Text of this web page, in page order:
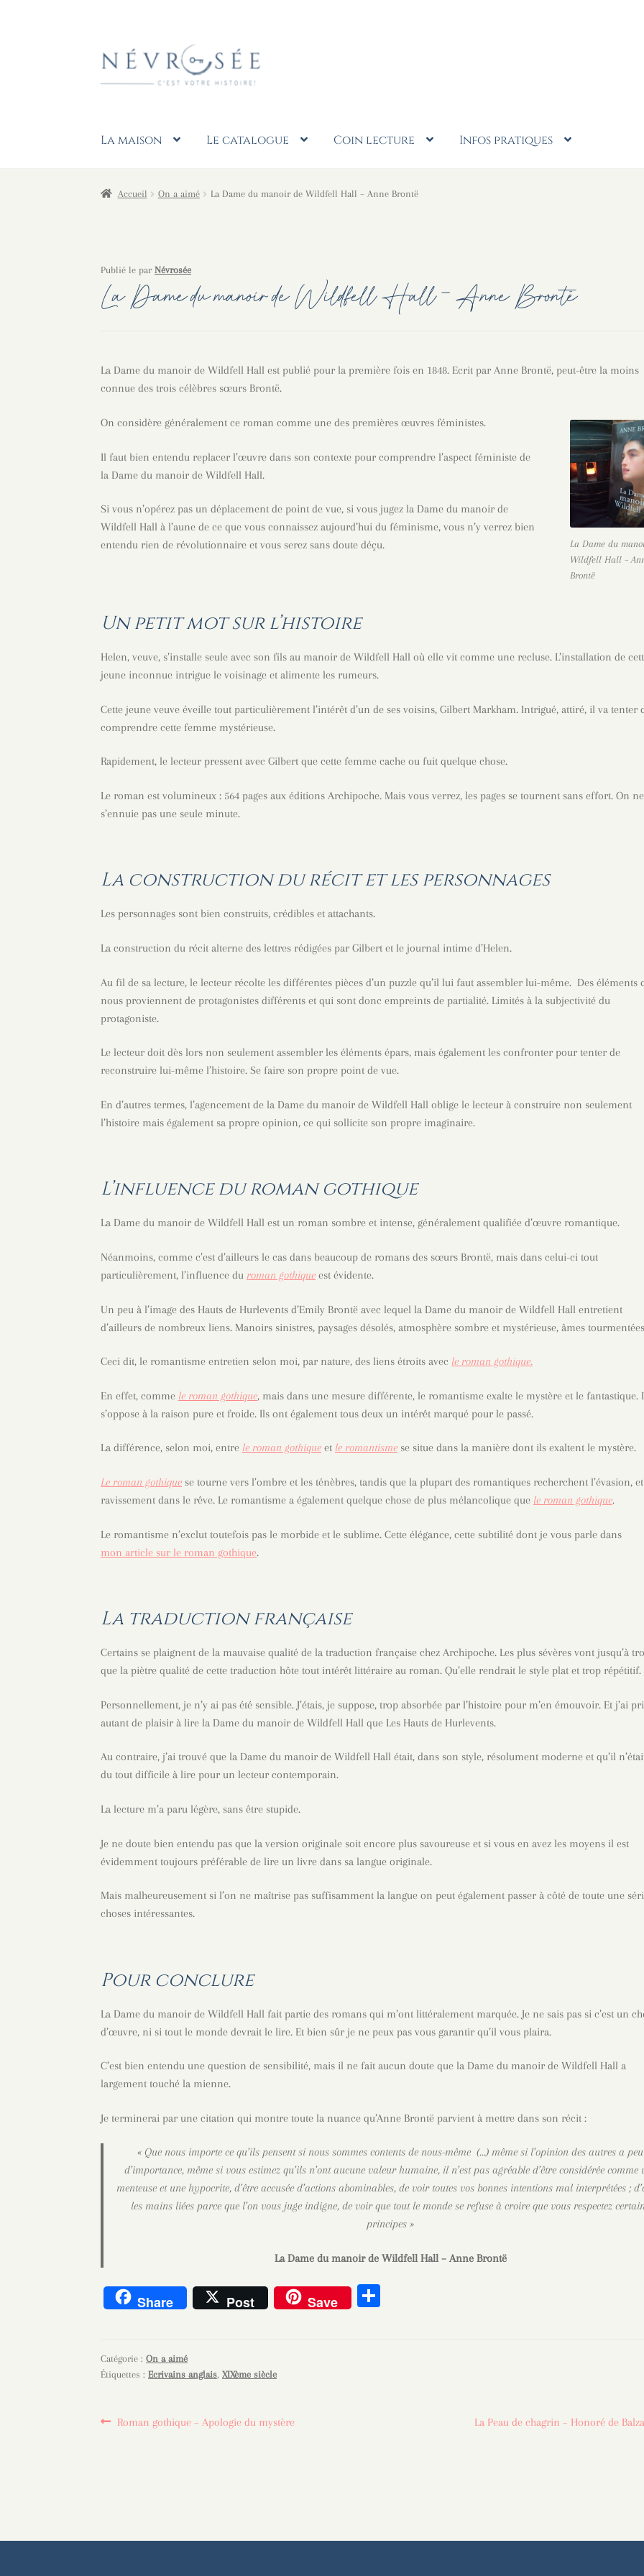
àau
La maison Le catalogue Coin lecture Infos pratiques
Accueil On a aimé La Dame du manoir de Wildfell Hall – Anne Brontë
Publié le parNévrosée
La Dame du manoir de Wildfell Hall – Anne Brontë
La Dame du manoir de Wildfell Hall est publié pour la première fois en 1848. Ecrit par Anne Brontë, peut-être la moins
connue des trois célèbres sœurs Brontë.
La Dame du
Wildfell Hall –
Brontë
On considère généralement ce roman comme une des premières œuvres féministes.
Il faut bien entendu replacer l’œuvre dans son contexte pour comprendre l’aspect féministe de
la Dame du manoir de Wildfell Hall.
Si vous n’opérez pas un déplacement de point de vue, si vous jugez la Dame du manoir de
Wildfell Hall à l’aune de ce que vous connaissez aujourd’hui du féminisme, vous n’y verrez bien
entendu rien de révolutionnaire et vous serez sans doute déçu.
Un petit mot sur l’histoire
Helen, veuve, s’installe seule avec son fils au manoir de Wildfell Hall où elle vit comme une recluse. L’installation de
jeune inconnue intrigue le voisinage et alimente les rumeurs.
Cette jeune veuve éveille tout particulièrement l’intérêt d’un de ses voisins, Gilbert Markham. Intrigué, attiré, il va tenter
comprendre cette femme mystérieuse.
Rapidement, le lecteur pressent avec Gilbert que cette femme cache ou fuit quelque chose.
Le roman est volumineux : 564 pages aux éditions Archipoche. Mais vous verrez, les pages se tournent sans effort. On ne
s’ennuie pas une seule minute.
La construction du récit et les personnages
Les personnages sont bien construits, crédibles et attachants.
La construction du récit alterne des lettres rédigées par Gilbert et le journal intime d’Helen.
Au fil de sa lecture, le lecteur récolte les différentes pièces d’un puzzle qu’il lui faut assembler lui-même. Des éléments
nous proviennent de protagonistes différents et qui sont donc empreints de partialité. Limités à la subjectivité du
protagoniste.
Le lecteur doit dès lors non seulement assembler les éléments épars, mais également les confronter pour tenter de
reconstruire lui-même l’histoire. Se faire son propre point de vue.
En d’autres termes, l’agencement de la Dame du manoir de Wildfell Hall oblige le lecteur à construire non seulement
l’histoire mais également sa propre opinion, ce qui sollicite son propre imaginaire.
L’influence du roman gothique
La Dame du manoir de Wildfell Hall est un roman sombre et intense, généralement qualifiée d’œuvre romantique.
Néanmoins, comme c’est d’ailleurs le cas dans beaucoup de romans des sœurs Brontë, mais dans celui-ci tout
particulièrement, l’influence du roman gothique est évidente.
Un peu à l’image des Hauts de Hurlevents d’Emily Brontë avec lequel la Dame du manoir de Wildfell Hall entretient
d’ailleurs de nombreux liens. Manoirs sinistres, paysages désolés, atmosphère sombre et mystérieuse, âmes
Ceci dit, le romantisme entretien selon moi, par nature, des liens étroits avec le roman gothique.
En effet, comme le roman gothique, mais dans une mesure différente, le romantisme exalte le mystère et le fantastique.
s’oppose à la raison pure et froide. Ils ont également tous deux un intérêt marqué pour le passé.
La différence, selon moi, entre le roman gothique et le romantisme se situe dans la manière dont ils exaltent le mystère.
Le roman gothique se tourne vers l’ombre et les ténèbres, tandis que la plupart des romantiques recherchent l’évasion,
ravissement dans le rêve. Le romantisme a également quelque chose de plus mélancolique que le roman gothique.
Le romantisme n’exclut toutefois pas le morbide et le sublime. Cette élégance, cette subtilité dont je vous parle dans
mon article sur le roman gothique.
La traduction française
Certains se plaignent de la mauvaise qualité de la traduction française chez Archipoche. Les plus sévères vont jusqu’à
que la piètre qualité de cette traduction hôte tout intérêt littéraire au roman. Qu’elle rendrait le style plat et trop répétitif.
Personnellement, je n’y ai pas été sensible. J’étais, je suppose, trop absorbée par l’histoire pour m’en émouvoir. Et j’ai
autant de plaisir à lire la Dame du manoir de Wildfell Hall que Les Hauts de Hurlevents.
Au contraire, j’ai trouvé que la Dame du manoir de Wildfell Hall était, dans son style, résolument moderne et qu’il
du tout difficile à lire pour un lecteur contemporain.
La lecture m’a paru légère, sans être stupide.
Je ne doute bien entendu pas que la version originale soit encore plus savoureuse et si vous en avez les moyens il est
évidemment toujours préférable de lire un livre dans sa langue originale.
Mais malheureusement si l’on ne maîtrise pas suffisamment la langue on peut également passer à côté de toute une
choses intéressantes.
Pour conclure
La Dame du manoir de Wildfell Hall fait partie des romans qui m’ont littéralement marquée. Je ne sais pas si c’est un
d’œuvre, ni si tout le monde devrait le lire. Et bien sûr je ne peux pas vous garantir qu’il vous plaira.
C’est bien entendu une question de sensibilité, mais il ne fait aucun doute que la Dame du manoir de Wildfell Hall a
largement touché la mienne.
Je terminerai par une citation qui montre toute la nuance qu’Anne Brontë parvient à mettre dans son récit :
«Que nous importe ce qu’ils pensent si nous sommes contents de nous-même (…) même si l’opinion des autres a peu
d’importance, même si vous estimez qu’ils n’ont aucune valeur humaine, il n’est pas agréable d’être considérée comme
menteuse et une hypocrite, d’être accusée d’actions abominables, de voir toutes vos bonnes intentions mal interprétées ;
les mains liées parce que l’on vous juge indigne, de voir que tout le monde se refuse à croire que vous respectez
principes»
La Dame du manoir de Wildfell Hall – Anne Brontë
Share Post Save
Catégorie :On a aimé
Étiquettes :Ecrivains anglais,XIXème siècle
Navigation
Article
Roman gothique – Apologie du mystère
Article
La Peau de chagrin – Honoré de